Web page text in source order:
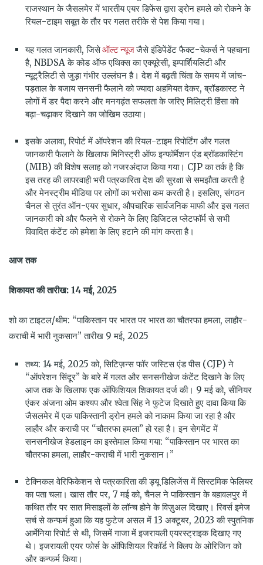
राजस्थान के जैसलमेर में भारतीय एयर डिफेंस द्वारा ड्रोन हमले को रोकने के
रियल-टाइम सबूत के तौर पर गलत तरीके से पेश किया गया।
यह गलत जानकारी, जिसेऑल्ट न्यूजजैसे इंडिपेंडेंट फैक्ट-चेकर्स ने पहचाना
है, NBDSA के कोड ऑफ एथिक्स का एक्यूरेसी, इम्पार्शियलिटी और
न्यूट्रैलिटी से जुड़ा गंभीर उल्लंघन है। देश में बढ़ती चिंता के समय में जांच-
पड़ताल के बजाय सनसनी फैलाने को ज्यादा अहमियत देकर, ब्रॉडकास्ट ने
लोगों में डर पैदा करने और मनगढ़ंत सफलता के जरिए मिलिट्री हिंसा को
बढ़ा-चढ़ाकर दिखाने का जोखिम उठाया।
इसके अलावा, रिपोर्ट में ऑपरेशन की रियल-टाइम रिपोर्टिंग और गलत
जानकारी फैलाने के खिलाफ मिनिस्ट्री ऑफ इन्फॉर्मेशन एंड ब्रॉडकास्टिंग
(MIB) की विशेष सलाह को नजरअंदाज किया गया। CJP का तर्क है कि
इस तरह की लापरवाही भरी पत्रकारिता देश की सुरक्षा से समझौता करती है
और मेनस्ट्रीम मीडिया पर लोगों का भरोसा कम करती है। इसलिए, संगठन
चैनल से तुरंत ऑन-एयर सुधार, औपचारिक सार्वजनिक माफी और इस गलत
जानकारी को और फैलने से रोकने के लिए डिजिटल प्लेटफॉर्म से सभी
विवादित कंटेंट को हमेशा के लिए हटाने की मांग करता है।
आजतक
शिकायत की तारीख: 14 मई, 2025
शो का टाइटल/थीम: “पाकिस्तान पर भारत पर भारत का चौतरफा हमला, लाहौर-
कराची में भारी नुकसान” तारीख 9 मई, 2025
तथ्य: 14 मई, 2025 को, सिटिज़न्स फॉर जस्टिस एंड पीस (CJP) ने
“ऑपरेशन सिंदूर” के बारे में गलत और सनसनीखेज कंटेंट दिखाने के लिए
आज तक के खिलाफ एक ऑफिशियल शिकायत दर्ज की। 9 मई को, सीनियर
एंकर अंजना ओम कश्यप और श्वेता सिंह ने फुटेज दिखाते हुए दावा किया कि
जैसलमेर में एक पाकिस्तानी ड्रोन हमले को नाकाम किया जा रहा है और
लाहौर और कराची पर “चौतरफा हमला” हो रहा है। इन सेगमेंट में
सनसनीखेज हेडलाइन का इस्तेमाल किया गया: “पाकिस्तान पर भारत का
चौतरफा हमला, लाहौर-कराची में भारी नुकसान।”
टेक्निकल वेरिफिकेशन से पत्रकारिता की ड्यू डिलिजेंस में सिस्टमिक फेलियर
का पता चला। खास तौर पर, 7 मई को, चैनल ने पाकिस्तान के बहावलपुर में
कथित तौर पर सात मिसाइलों के लॉन्च होने के विज़ुअल दिखाए। रिवर्स इमेज
सर्च से कन्फर्म हुआ कि यह फुटेज असल में 13 अक्टूबर, 2023 की स्पुतनिक
आर्मेनिया रिपोर्ट से थी, जिसमें गाजा में इजरायली एयरस्ट्राइक दिखाए गए
थे। इजरायली एयर फोर्स के ऑफिशियल रिकॉर्ड ने क्लिप के ओरिजिन को
और कन्फर्म किया।